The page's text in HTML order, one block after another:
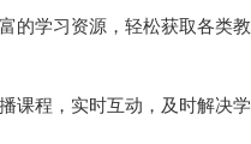
的学习资源，轻松获取各类
课程，实时互动，及时解决学